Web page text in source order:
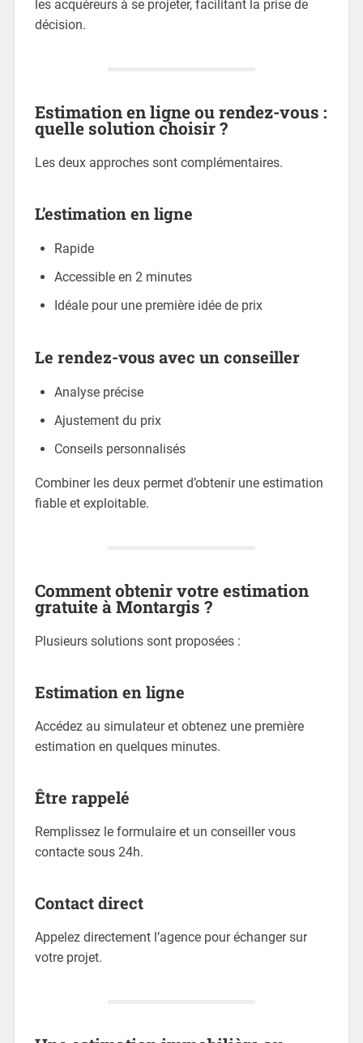
les acquéreurs à se projeter, facilitant la prise de
décision.
Estimation en ligne ou rendez-vous :
quelle solution choisir ?
Les deux approches sont complémentaires.
L’estimation en ligne
Rapide
Accessible en 2 minutes
Idéale pour une première idée de prix
Le rendez-vous avec un conseiller
Analyse précise
Ajustement du prix
Conseils personnalisés
Combiner les deux permet d’obtenir une estimation
fiable et exploitable.
Comment obtenir votre estimation
gratuite à Montargis ?
Plusieurs solutions sont proposées :
Estimation en ligne
Accédez au simulateur et obtenez une première
estimation en quelques minutes.
Être rappelé
Remplissez le formulaire et un conseiller vous
contacte sous 24h.
Contact direct
Appelez directement l’agence pour échanger sur
votre projet.